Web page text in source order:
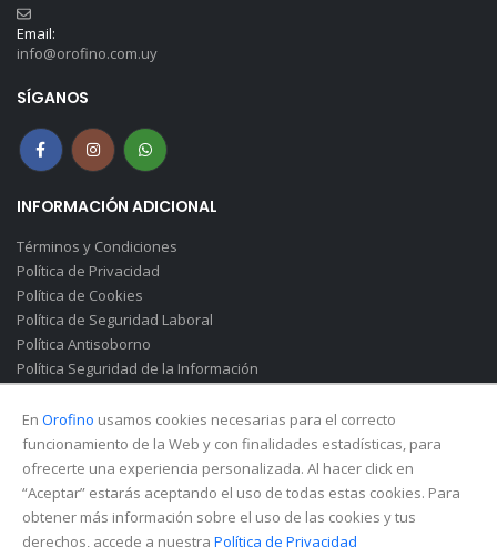
Email:
info@orofino.com.uy
SÍGANOS
INFORMACIÓN ADICIONAL
Términos y Condiciones
Política de Privacidad
Política de Cookies
Política de Seguridad Laboral
Política Antisoborno
Política Seguridad de la Información
En Orofino usamos cookies necesarias para el correcto
funcionamiento de la Web y con finalidades estadísticas, para
ofrecerte una experiencia personalizada. Al hacer click en
“Aceptar” estarás aceptando el uso de todas estas cookies. Para
obtener más información sobre el uso de las cookies y tus
derechos, accede a nuestra Política de Privacidad